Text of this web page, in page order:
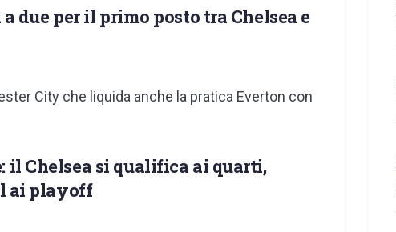
due per il primo posto tra Chelsea e
City che liquida anche la pratica Everton con
il Chelsea si qualifica ai quarti,
ai playoff